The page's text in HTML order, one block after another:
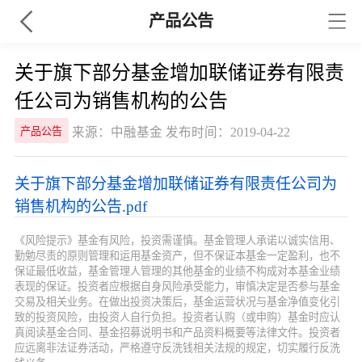
产品公告
关于旗下部分基金增加联储证券有限责
任公司为销售机构的公告
产品公告 来源：中融基金 发布时间：2019-04-22
关于旗下部分基金增加联储证券有限责任公司为
销售机构的公告.pdf
《风险提示》基金有风险，投资需谨慎。基金管理人承诺以诚实信用、
勤勉尽责的原则管理和运用基金资产，但不保证本基金一定盈利，也不
保证最低收益，基金管理人管理的其他基金的业绩不构成对本基金业绩
表现的保证。投资者应根据自身风险承受能力，审慎决定是否参与基金
交易及相关业务。在做出投资决策后，基金运营状况与基金净值变化引
致的投资风险，由投资人自行负担。投资者认购（或申购）基金时应认
真阅读基金合同、基金招募说明书和产品资料概要等法律文件。投资者
应远离非法证券活动，严格遵守反洗钱相关法规的规定，切实履行反洗